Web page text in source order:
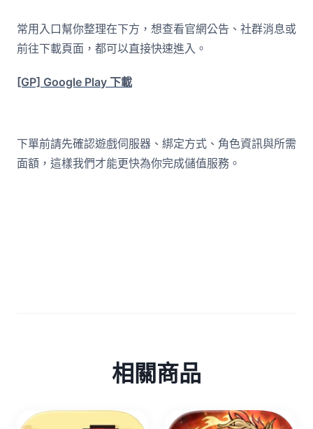
常用入口幫你整理在下方，想查看官網公告、社群消息或
前往下載頁面，都可以直接快速進入。
[GP] Google Play 下載
下單前請先確認遊戲伺服器、綁定方式、角色資訊與所需
面額，這樣我們才能更快為你完成儲值服務。
相關商品